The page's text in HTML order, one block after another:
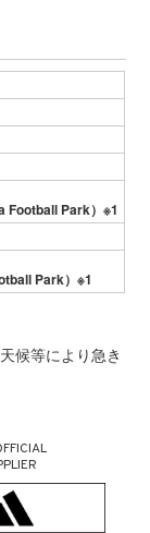
Football Park）※1
Park）※1
候等により急き